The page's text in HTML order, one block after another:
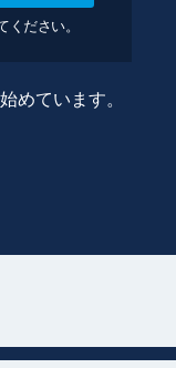
ださい。
めています。